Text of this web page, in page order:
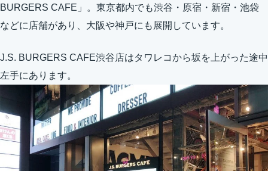
BURGERS CAFE」。東京都内でも渋谷・原宿・新宿・池袋
などに店舗があり、大阪や神戸にも展開しています。
J.S. BURGERS CAFE渋谷店はタワレコから坂を上がった途中
左手にあります。